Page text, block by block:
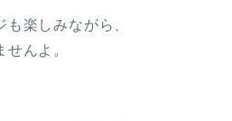
楽しみながら、
んよ。